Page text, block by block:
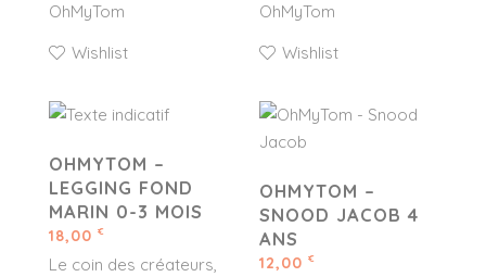
OhMyTom
Wishlist
OhMyTom
Wishlist
OHMYTOM –
LEGGING FOND
MARIN 0-3 MOIS
18,00 €
Le coin des créateurs
OHMYTOM –
SNOOD JACOB 4
ANS
12,00 €